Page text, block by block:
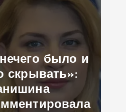
было и
скрывать»: